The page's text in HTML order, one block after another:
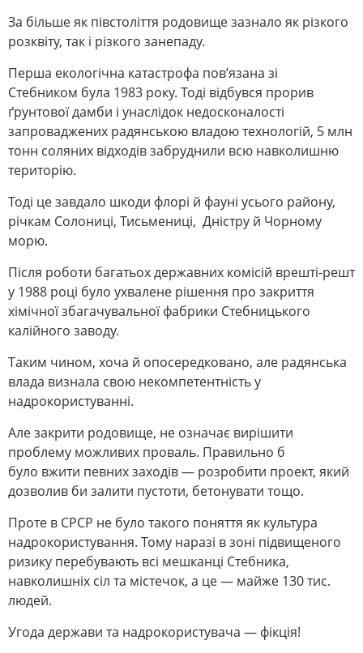
За більше як півстоліття родовище зазнало як різкого
розквіту, так і різкого занепаду.
Перша екологічна катастрофа пов’язана зі
Стебником була 1983 року. Тоді відбувся прорив
ґрунтової дамби і унаслідок недосконалості
запроваджених радянською владою технологій, 5 млн
тонн соляних відходів забруднили всю навколишню
територію.
Тоді це завдало шкоди флорі й фауні усього району,
річкам Солониці, Тисьмениці, Дністру й Чорному
морю.
Після роботи багатьох державних комісій врешті-решт
у 1988 році було ухвалене рішення про закриття
хімічної збагачувальної фабрики Стебницького
калійного заводу.
Таким чином, хоча й опосередковано, але радянська
влада визнала свою некомпетентність у
надрокористуванні.
Але закрити родовище, не означає вирішити
проблему можливих проваль. Правильно б
було вжити певних заходів — розробити проект, який
дозволив би залити пустоти, бетонувати тощо.
Проте в СРСР не було такого поняття як культура
надрокористування. Тому наразі в зоні підвищеного
ризику перебувають всі мешканці Стебника,
навколишніх сіл та містечок, а це — майже 130 тис.
людей.
Угода держави та надрокористувача — фікція!